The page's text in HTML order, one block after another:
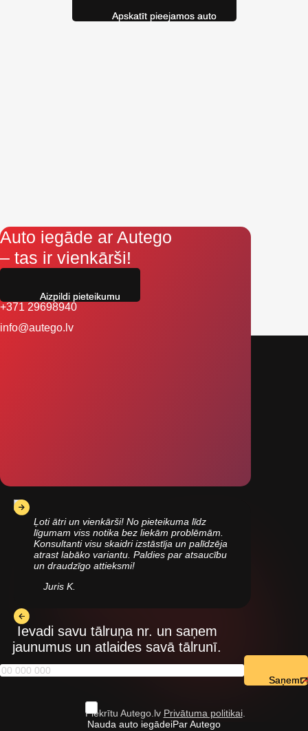
Auto iegāde ar Autego
– tas ir vienkārši!
+371 29698940
info@autego.lv
Ļoti ātri un vienkārši! No pieteikuma līdz
līgumam viss notika bez liekām problēmām.
Konsultanti visu skaidri izstāstīja un palīdzēja
atrast labāko variantu. Paldies par atsaucību
un draudzīgo attieksmi!
Juris K.
Ievadi savu tālruņa nr. un saņem
jaunumus un atlaides savā tālrunī.
Piekrītu Autego.lv Privātuma politikai.
Nauda auto iegādeiPar Autego